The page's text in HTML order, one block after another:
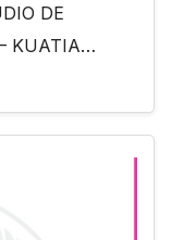
DE
KUATIA…